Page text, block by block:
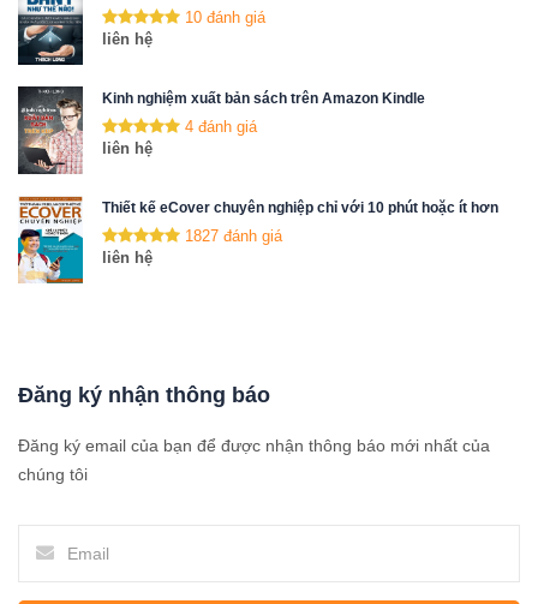
10 đánh giá
liên hệ
Kinh nghiệm xuất bản sách trên Amazon Kindle
4 đánh giá
liên hệ
Thiết kế eCover chuyên nghiệp chỉ với 10 phút hoặc ít hơn
1827 đánh giá
liên hệ
Đăng ký nhận thông báo
Đăng ký email của bạn để được nhận thông báo mới nhất của
chúng tôi